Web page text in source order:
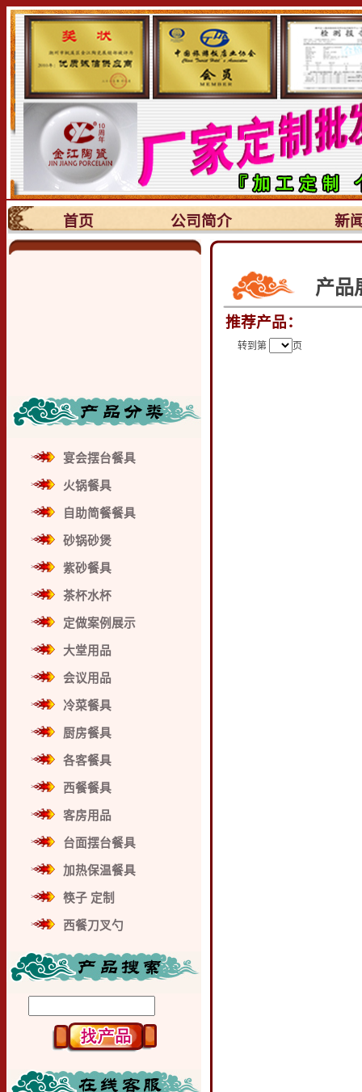
首页 公司简介 新
宴会摆台餐具
火锅餐具
自助简餐餐具
砂锅砂煲
紫砂餐具
茶杯水杯
定做案例展示
大堂用品
会议用品
冷菜餐具
厨房餐具
各客餐具
西餐餐具
客房用品
台面摆台餐具
加热保温餐具
筷子 定制
西餐刀叉勺
产品
推荐产品：
转到第 页